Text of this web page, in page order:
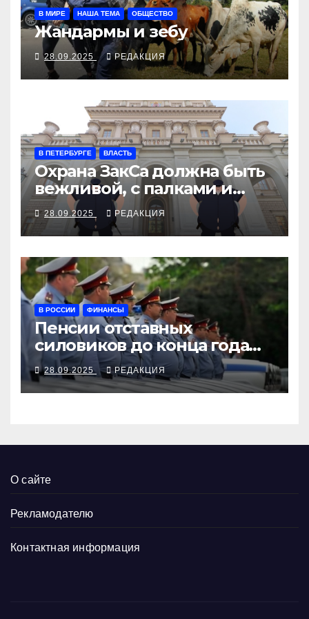
В МИРЕ НАША ТЕМА ОБЩЕСТВО
Жандармы и зебу
28.09.2025 РЕДАКЦИЯ
В ПЕТЕРБУРГЕ ВЛАСТЬ
Охрана ЗакСа должна быть
вежливой, с палками и
наручниками
28.09.2025 РЕДАКЦИЯ
В РОССИИ ФИНАНСЫ
Пенсии отставных
силовиков до конца года
повысятся вместе с
окладами действующих
28.09.2025 РЕДАКЦИЯ
О сайте
Рекламодателю
Контактная информация